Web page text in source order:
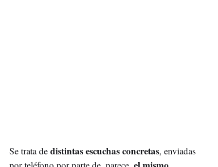
Se trata de distintas escuchas concretas, enviadas